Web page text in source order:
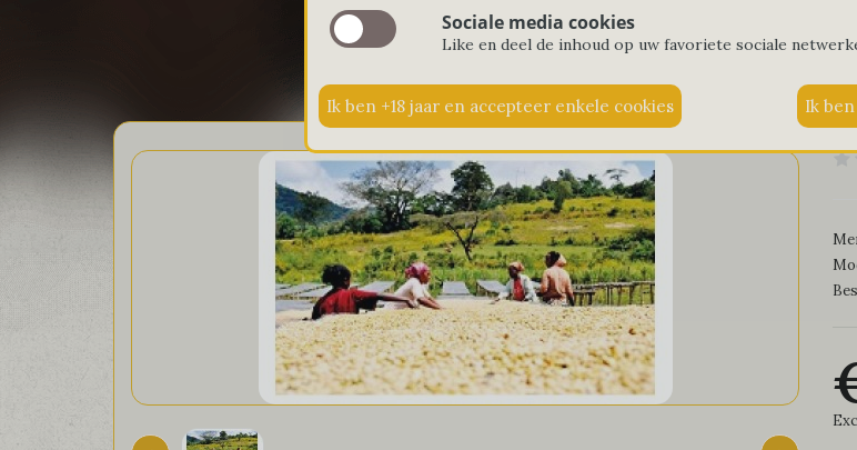
Koffie
Sociale media cookies
Like en deel de inhoud op uw favoriete sociale